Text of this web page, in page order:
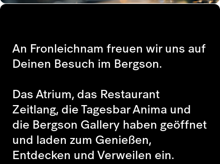
An Fronleichnam freuen wir uns auf
Deinen Besuch im Bergson.
Das Atrium, das Restaurant
Zeitlang, die Tagesbar Anima und
die Bergson Gallery haben geöffnet
und laden zum Genießen,
Entdecken und Verweilen ein.